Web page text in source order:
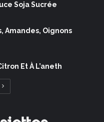
Soja Sucrée
Amandes, Oignons
Et À L’aneth
Page